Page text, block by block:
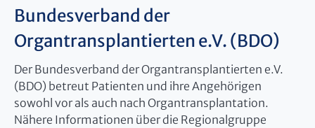
Bundesverband der
Organtransplantierten e.V. (BDO)
Der Bundesverband der Organtransplantierten e.V.
(BDO) betreut Patienten und ihre Angehörigen
sowohl vor als auch nach Organtransplantation.
Nähere Informationen über die Regionalgruppe